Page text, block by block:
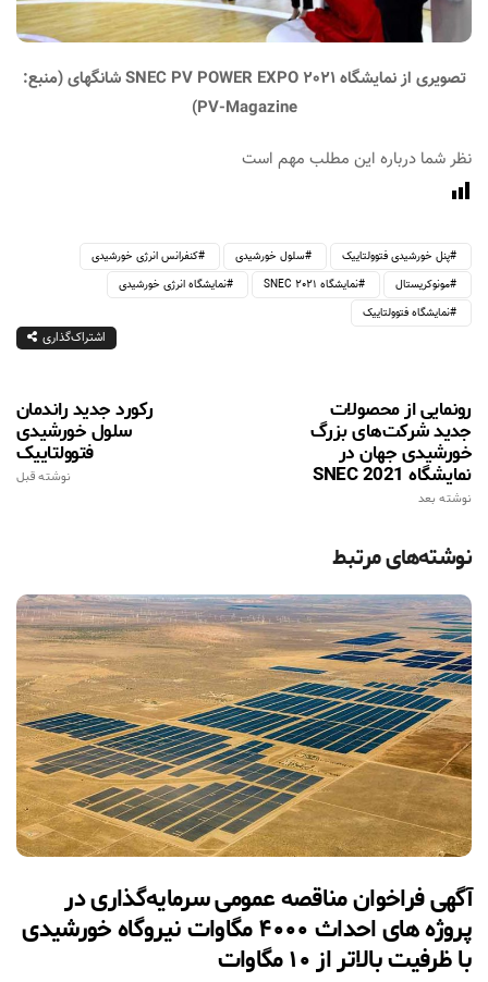
تصویری از نمایشگاه SNEC PV POWER EXPO 2021 شانگهای (منبع:
PV-Magazine)
نظر شما درباره این مطلب مهم است
پنل خورشیدی فتوولتاییک سلول خورشیدی
کنفرانس انرژی خورشیدی
مونوکریستال
نمایشگاه SNEC 2021
نمایشگاه انرژی خورشیدی
نمایشگاه فتوولتاییک
اشتراک‌گذاری
رکورد جدید راندمان
سلول خورشیدی
فتوولتاییک
نوشته قبل
رونمایی از محصولات
جدید شرکت‌های بزرگ
خورشیدی جهان در
نمایشگاه SNEC 2021
نوشته بعد
نوشته‌های مرتبط
آگهی فراخوان مناقصه عمومی سرمایه‌گذاری در
پروژه های احداث ۴۰۰۰ مگاوات نیروگاه خورشیدی
با ظرفیت بالاتر از ۱۰ مگاوات